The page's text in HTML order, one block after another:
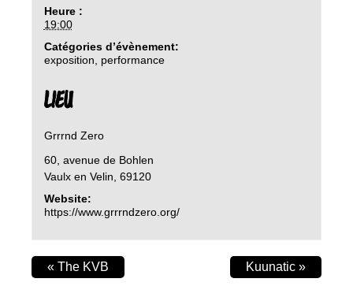
Heure :
19:00
Catégories d’évènement:
exposition
performance
LIEU
Grrrnd Zero
60, avenue de Bohlen
Vaulx en Velin 69120
Website:
https://www.grrrndzero.org/
« The KVB Kuunatic »